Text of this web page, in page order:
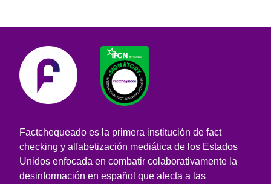
Factchequeado es la primera institución de fact
checking y alfabetización mediática de los Estados
Unidos enfocada en combatir colaborativamente la
desinformación en español que afecta a las